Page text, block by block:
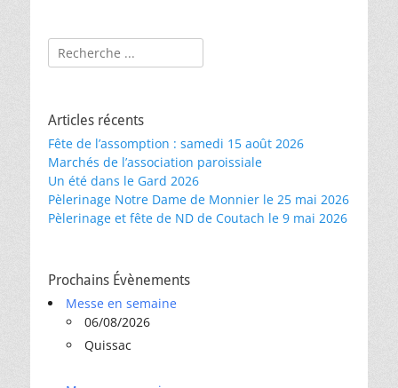
Rechercher :
Articles récents
Fête de l’assomption : samedi 15 août 2026
Marchés de l’association paroissiale
Un été dans le Gard 2026
Pèlerinage Notre Dame de Monnier le 25 mai 2026
Pèlerinage et fête de ND de Coutach le 9 mai 2026
Prochains Évènements
Messe en semaine
06/08/2026
Quissac